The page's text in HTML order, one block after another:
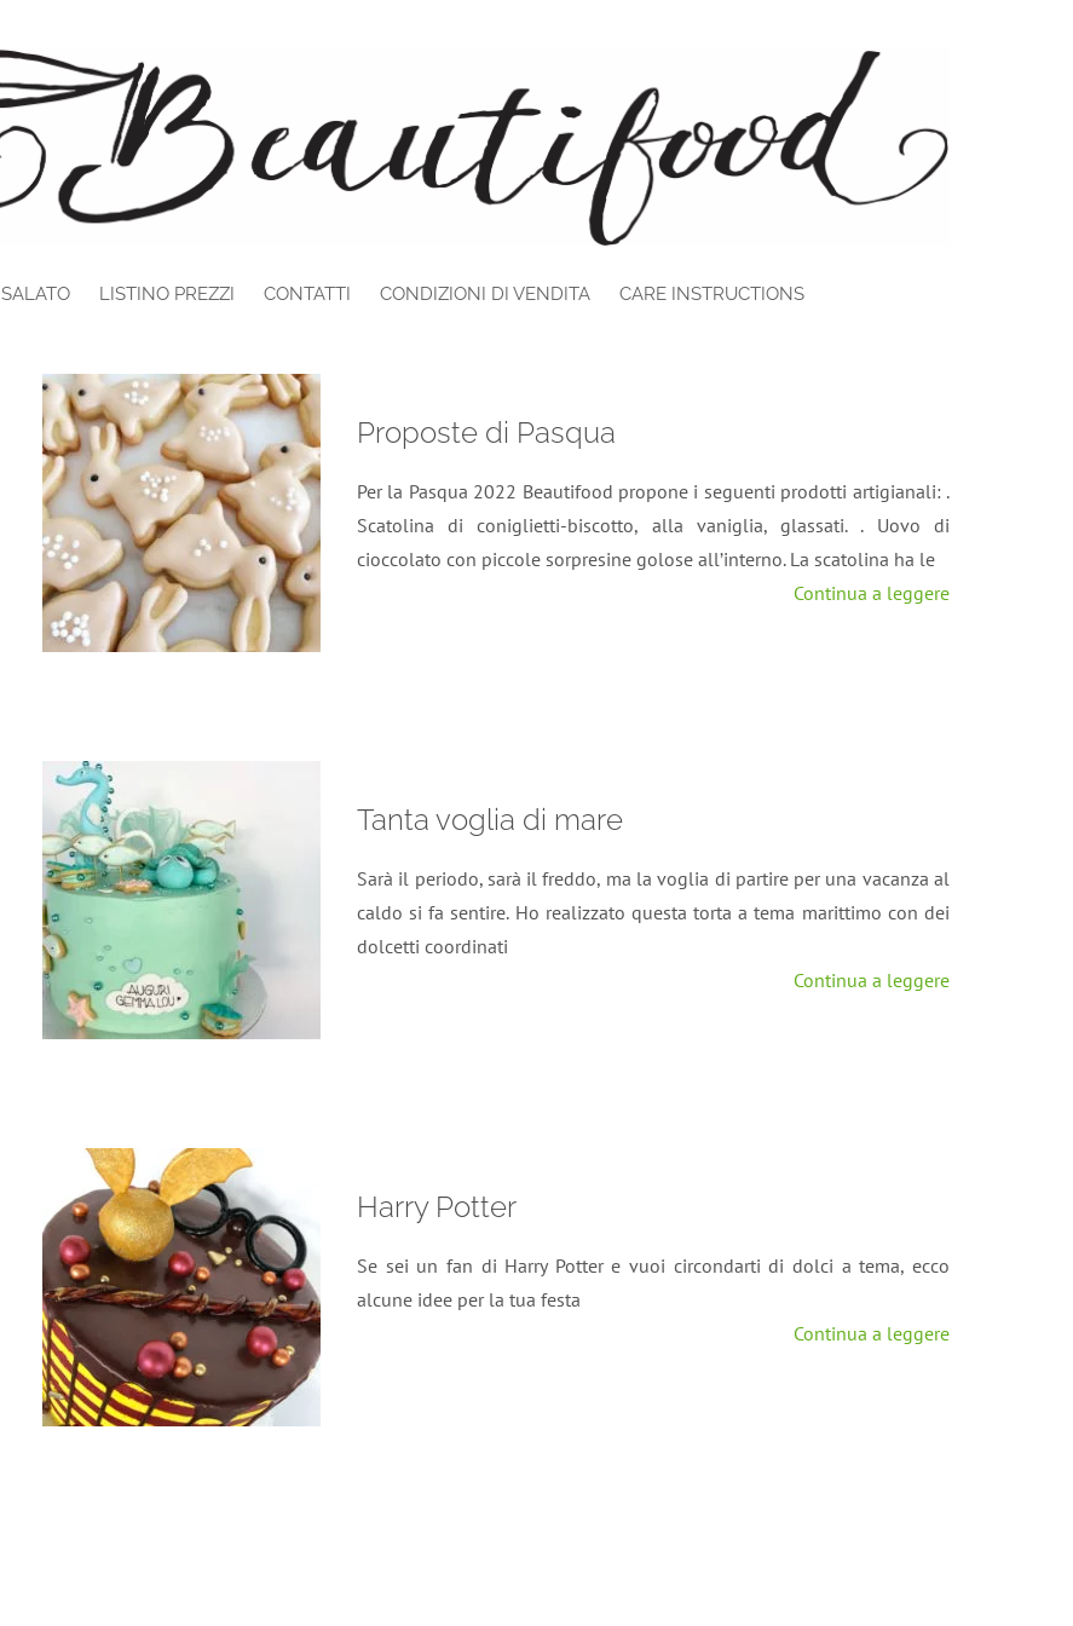
SALATO LISTINO PREZZI CONTATTI CONDIZIONI DI VENDITA CARE INSTRUCTIONS
Proposte di Pasqua
Per la Pasqua 2022 Beautifood propone i seguenti prodotti artigianali: .
Scatolina di coniglietti-biscotto, alla vaniglia, glassati. . Uovo di
cioccolato con piccole sorpresine golose all’interno. La scatolina ha le
Continua a leggere
Tanta voglia di mare
Sarà il periodo, sarà il freddo, ma la voglia di partire per una vacanza al
caldo si fa sentire. Ho realizzato questa torta a tema marittimo con dei
dolcetti coordinati
Continua a leggere
Harry Potter
Se sei un fan di Harry Potter e vuoi circondarti di dolci a tema, ecco
alcune idee per la tua festa
Continua a leggere